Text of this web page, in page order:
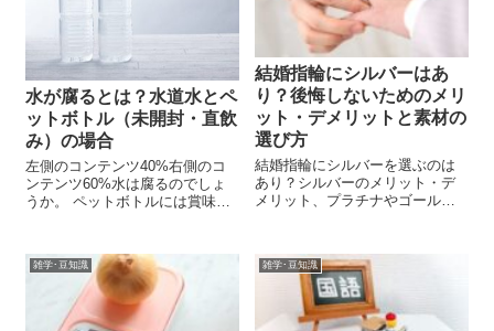
水が腐るとは？水道水とペ
ットボトル（未開封・直飲
み）の場合
左側のコンテンツ40%右側のコ
ンテンツ60%水は腐るのでしょ
うか。 ペットボトルには賞味期
聞きます。 やはりいつか飲めな
くなるのでしょうか？ なぜ、ど
れくらいの時間で、 水は腐って
結婚指輪にシルバーはあ
り？後悔しないためのメリ
ット・デメリットと素材の
選び方
結婚指輪にシルバーを選ぶのは
あり？シルバーのメリット・デ
メリット、プラチナやゴールド
すく解説します。
雑学･豆知識 雑学･豆知識